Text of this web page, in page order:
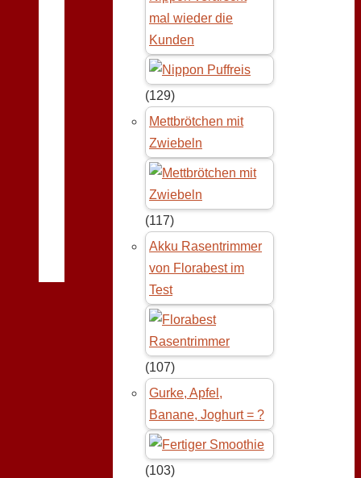
mal wieder die
Kunden
(129)
Mettbrötchen mit
Zwiebeln
(117)
Akku Rasentrimmer
von Florabest im
Test
(107)
Gurke, Apfel,
Banane, Joghurt = ?
(103)